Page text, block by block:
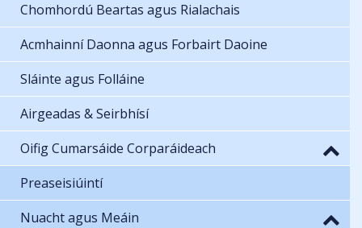
Chomhordú Beartas agus Rialachais
Acmhainní Daonna agus Forbairt Daoine
Sláinte agus Folláine
Airgeadas & Seirbhísí
Oifig Cumarsáide Corparáideach
Preaseisiúintí
Nuacht agus Meáin